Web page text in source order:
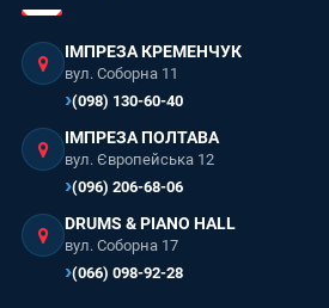
ІМПРЕЗА КРЕМЕНЧУК
вул. Соборна 11
(098) 130-60-40
ІМПРЕЗА ПОЛТАВА
вул. Європейська 12
(096) 206-68-06
DRUMS & PIANO HALL
вул. Соборна 17
(066) 098-92-28